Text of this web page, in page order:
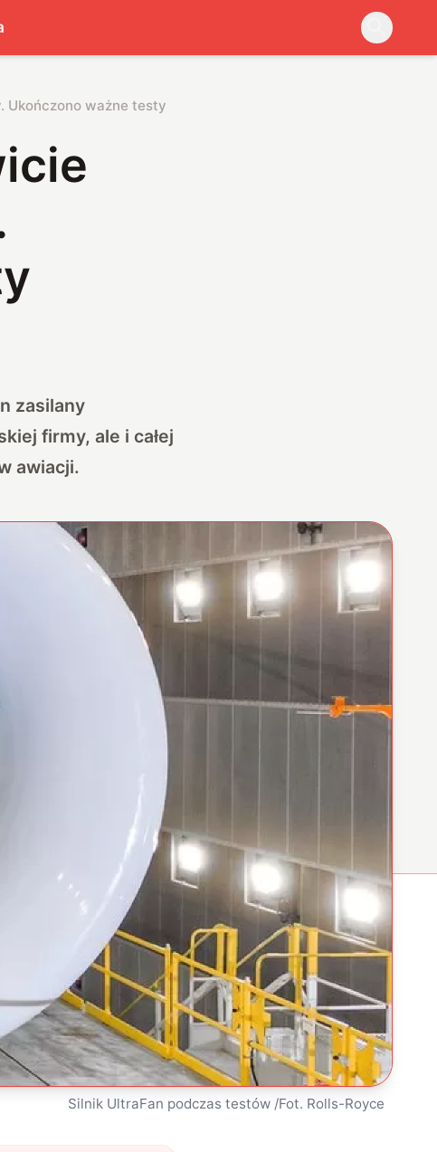
Ukończono ważne testy
zasilany
firmy, ale i całej
awiacji.
Silnik UltraFan podczas testów /Fot. Rolls-Royce